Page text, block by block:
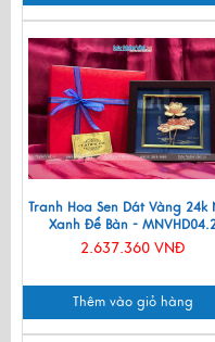
Tranh Hoa Sen Dát Vàng 24k
Xanh Để Bàn -
2.637.360 VNĐ
Thêm vào giỏ hàng